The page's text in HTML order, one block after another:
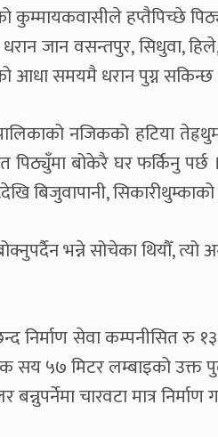
कुम्मायकवासीले हप्तैपिच्छे
जान वसन्तपुर, सिधुवा,
आधा समयमै धरान पुग्न सकिन्छ
नजिकको हटिया
पिठ्युँमा बोकेरै घर फर्किनु
बिजुवापानी,
भन्ने सोचेका थियौँ,
निर्माण सेवा कम्पनीसित रु
सय ५७ मिटर लम्बाइको
बन्नुपर्नेमा चारवटा मात्र